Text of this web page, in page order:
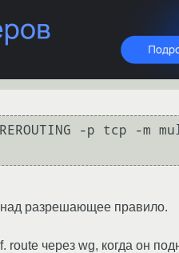
-p tcp -m
над разрешающее правило.
route через wg, когда он